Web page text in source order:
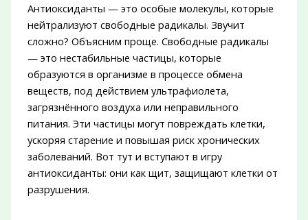
Антиоксиданты — это особые молекулы, которые
нейтрализуют свободные радикалы. Звучит
сложно? Объясним проще. Свободные радикалы
— это нестабильные частицы, которые
образуются в организме в процессе обмена
веществ, под действием ультрафиолета,
загрязнённого воздуха или неправильного
питания. Эти частицы могут повреждать клетки,
ускоряя старение и повышая риск хронических
заболеваний. Вот тут и вступают в игру
антиоксиданты: они как щит, защищают клетки от
разрушения.